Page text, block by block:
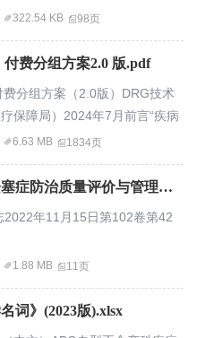
322.54 KB 98页
费分组方案2.0 版.pdf
分组方案（2.0版）DRG技术
保障局）2024年7月前言“疾病
RelatedGroups，
纪20年代医疗服务当中的一个
”回答这个问题的最大困难在
提供者之间收治患者的数量和
比较。为了解决这个问题，产
6.63 MB 1834页
院内静脉血栓栓塞症防治质量评价与管理指南（2022版）.pdf
2022年11月15日第102卷第42
）全国肺栓塞和深静脉血栓形成
1.88 MB 11页
词》(2023版).xlsx